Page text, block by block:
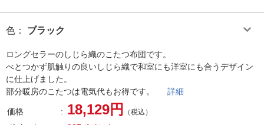
色 ： ブラック
ロングセラーのしじら織のこたつ布団です。
べとつかず肌触りの良いしじら織で和室にも洋室にも合うデザイン
に仕上げました。
部分暖房のこたつは電気代もお得です。 詳細
価格 18,129円 （税込）